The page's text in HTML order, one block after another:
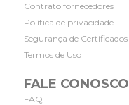
Contrato fornecedores
Política de privacidade
Segurança de Certificados
Termos de Uso
FALE CONOSCO
FAQ